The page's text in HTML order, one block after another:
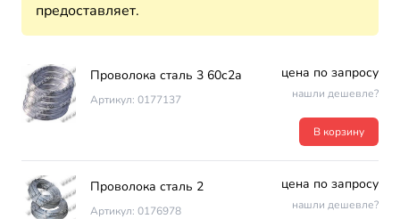
предоставляет.
Проволока сталь 3 60с2а
Артикул: 0177137
цена по запросу
нашли дешевле?
В корзину
Проволока сталь 2
Артикул: 0176978
цена по запросу
нашли дешевле?